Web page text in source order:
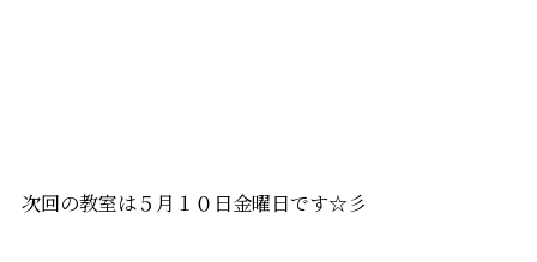
次回の教室は５月１０日金曜日です☆彡